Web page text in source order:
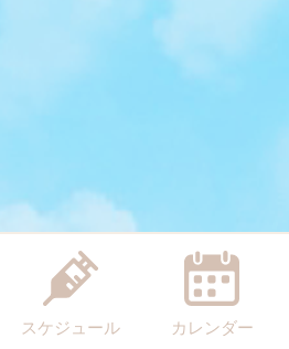
スケジュール カレンダー